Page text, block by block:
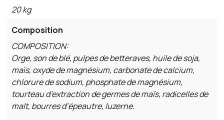
20 kg
Composition
COMPOSITION:
Orge, son de blé, pulpes de betteraves, huile de soja,
maïs, oxyde de magnésium, carbonate de calcium,
chlorure de sodium, phosphate de magnésium,
tourteau d’extraction de germes de maïs, radicelles de
malt, bourres d’épeautre, luzerne.